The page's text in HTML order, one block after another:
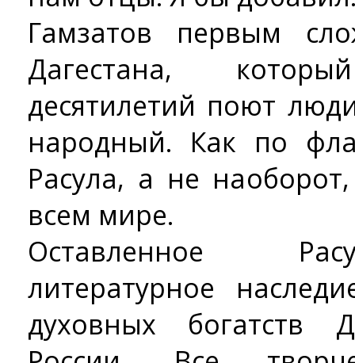
Гамзатов первым
Дагестана,
десятилетий поют
народный. Как по
Расула, а не
всем мире.
Оставленное
литературное
духовных богатств